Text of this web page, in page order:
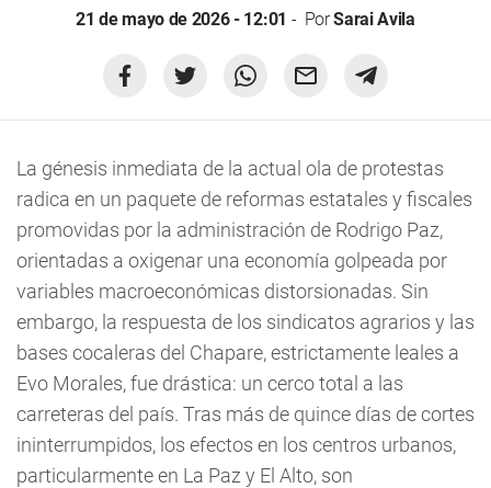
21 de mayo de 2026 - 12:01 PorSarai Avila
La génesis inmediata de la actual ola de protestas
radica en un paquete de reformas estatales y fiscales
promovidas por la administración de Rodrigo Paz,
orientadas a oxigenar una economía golpeada por
variables macroeconómicas distorsionadas. Sin
embargo, la respuesta de los sindicatos agrarios y las
bases cocaleras del Chapare, estrictamente leales a
Evo Morales, fue drástica: un cerco total a las
carreteras del país. Tras más de quince días de cortes
ininterrumpidos, los efectos en los centros urbanos,
particularmente en La Paz y El Alto, son